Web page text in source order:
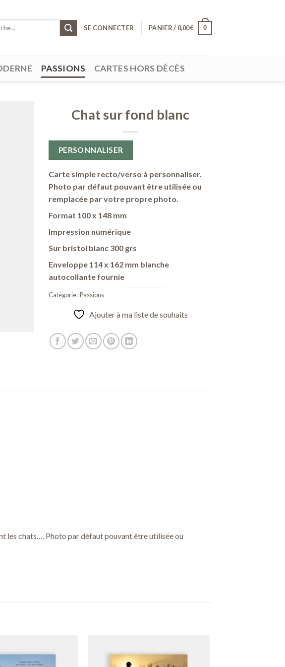
SE CONNECTER PANIER / 0,00€ 0
PASSIONS CARTES HORS DÉCÈS
Chat sur fond blanc
PERSONNALISER
Carte simple recto/verso à personnaliser.
Photo par défaut pouvant être utilisée ou
remplacée par votre propre photo.
Format 100 x 148 mm
Impression numérique
Sur bristol blanc 300 grs
Enveloppe 114 x 162 mm blanche
autocollante fournie
Catégorie :Passions
Ajouter à ma liste de souhaits
les chats…. Photo par défaut pouvant être utilisée ou